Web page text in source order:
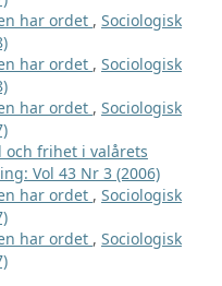
har ordet , Sociologisk
har ordet , Sociologisk
har ordet , Sociologisk
och frihet i valårets
Vol 43 Nr 3 (2006)
har ordet , Sociologisk
har ordet , Sociologisk